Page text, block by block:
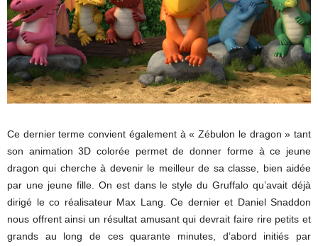
Ce dernier terme convient également à « Zébulon le dragon » tant
son animation 3D colorée permet de donner forme à ce jeune
dragon qui cherche à devenir le meilleur de sa classe, bien aidée
par une jeune fille. On est dans le style du Gruffalo qu’avait déjà
dirigé le co réalisateur Max Lang. Ce dernier et Daniel Snaddon
nous offrent ainsi un résultat amusant qui devrait faire rire petits et
grands au long de ces quarante minutes, d’abord initiés par